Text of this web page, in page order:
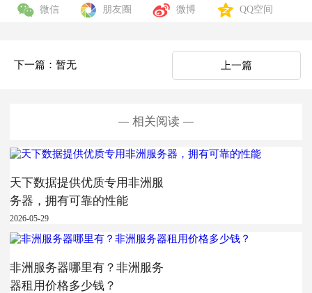
微信 朋友圈 微博 QQ空间
下一篇：暂无 上一篇
相关阅读
天下数据提供优质专用非洲服
务器，拥有可靠的性能
2026-05-29
非洲服务器哪里有？非洲服务
器租用价格多少钱？